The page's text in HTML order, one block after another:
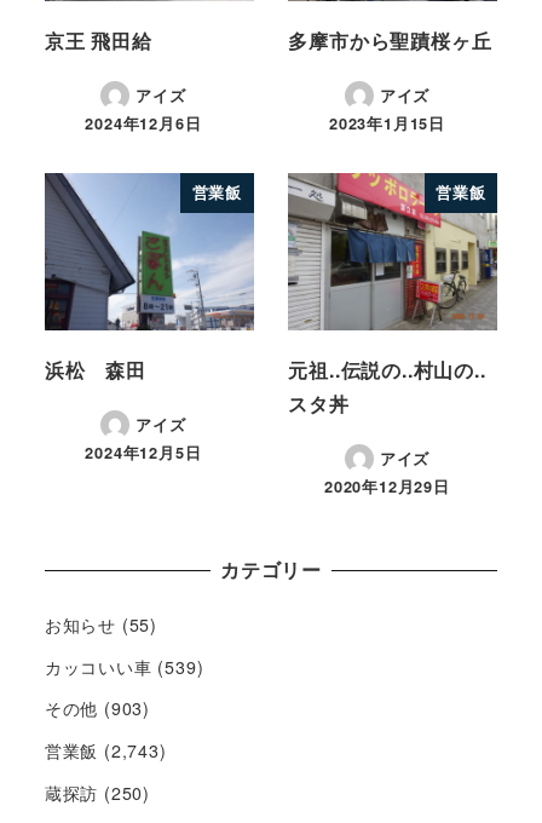
京王 飛田給
アイズ
2024年12月6日
多摩市から聖蹟桜ヶ丘
アイズ
2023年1月15日
営業飯
浜松 森田
アイズ
2024年12月5日
営業飯
元祖..伝説の..村山の..
スタ丼
アイズ
2020年12月29日
カテゴリー
お知らせ (55)
カッコいい車 (539)
その他 (903)
営業飯 (2,743)
蔵探訪 (250)